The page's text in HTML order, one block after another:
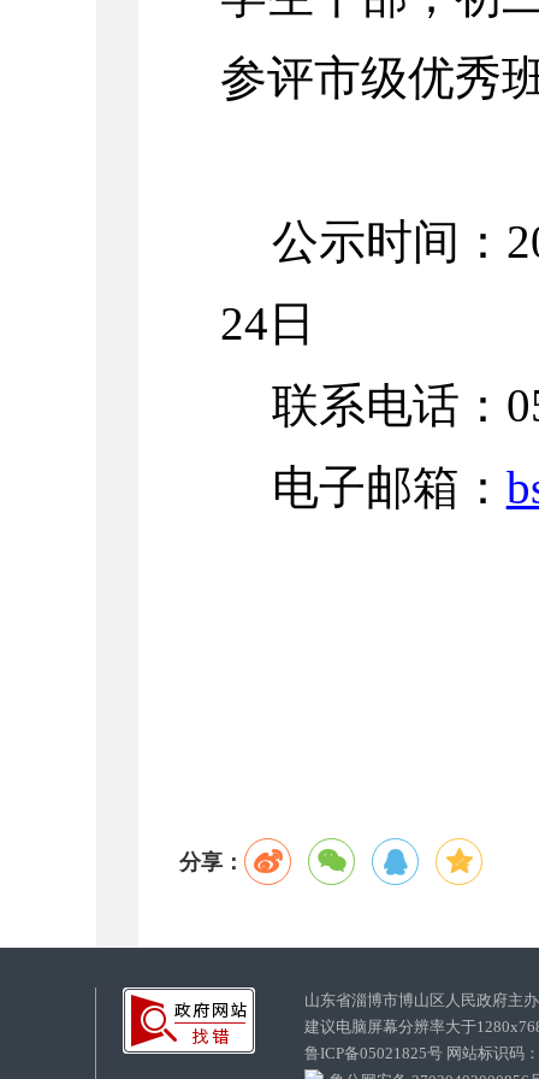
参评市级优秀
公示时间：
24日
联系电话：
电子邮箱：
分享：
山东省淄博市博山区人民政府
建议电脑屏幕分辨率大于
鲁ICP备05021825号 网站标识码